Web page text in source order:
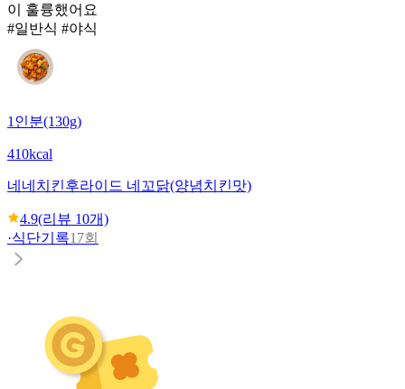
이 훌륭했어요
#일반식 #야식
1인분(130g)
410kcal
네네치킨후라이드 네꼬닭(양념치킨맛)
4.9(리뷰 10개)
·식단기록17회